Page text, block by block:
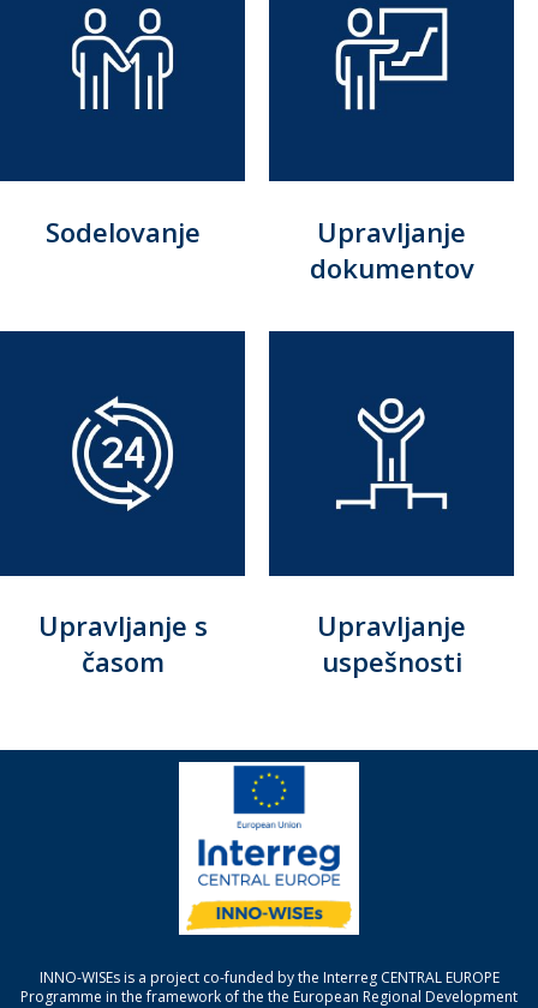
Sodelovanje
Upravljanje
dokumentov
Upravljanje s
časom
Upravljanje
uspešnosti
INNO-WISEs is a project co-funded by the Interreg CENTRAL EUROPE
Programme in the framework of the the European Regional Development